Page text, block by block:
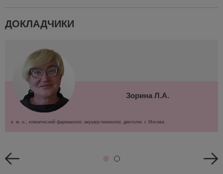
ДОКЛАДЧИКИ
Зорина Л.А.
к. м. н., клинический фармаколог, акушер-гинеколог, диетолог, г. Москва